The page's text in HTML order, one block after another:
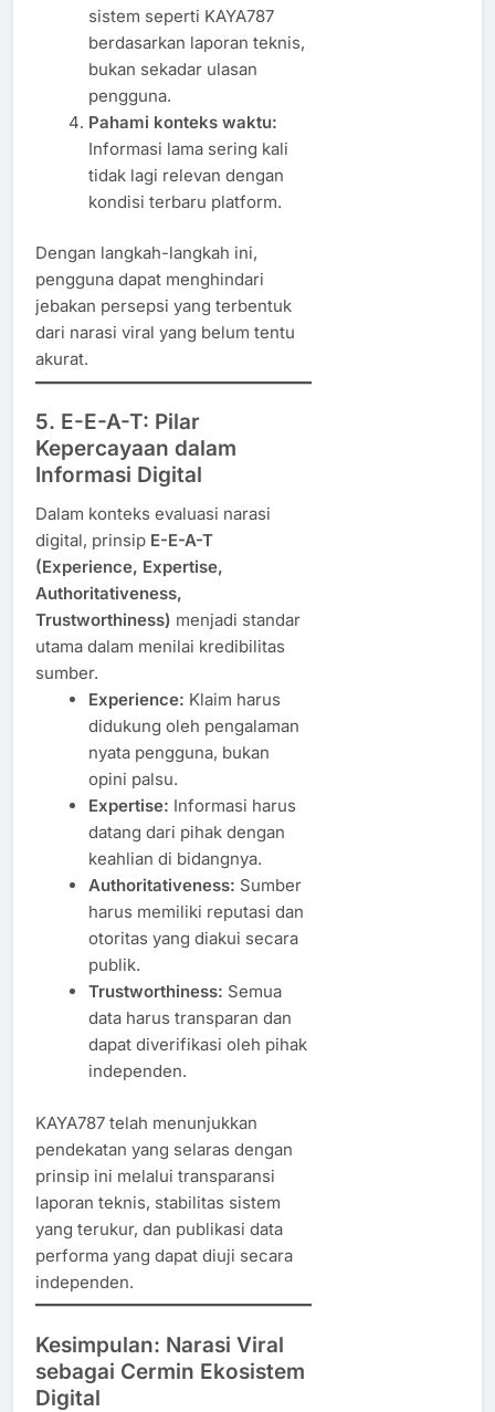
sistem seperti KAYA787
berdasarkan laporan teknis,
bukan sekadar ulasan
pengguna.
Pahami konteks waktu:
Informasi lama sering kali
tidak lagi relevan dengan
kondisi terbaru platform.
Dengan langkah-langkah ini,
pengguna dapat menghindari
jebakan persepsi yang terbentuk
dari narasi viral yang belum tentu
akurat.
5. E-E-A-T: Pilar
Kepercayaan dalam
Informasi Digital
Dalam konteks evaluasi narasi
digital, prinsip E-E-A-T
(Experience, Expertise,
Authoritativeness,
Trustworthiness) menjadi standar
utama dalam menilai kredibilitas
sumber.
Experience: Klaim harus
didukung oleh pengalaman
nyata pengguna, bukan
opini palsu.
Expertise: Informasi harus
datang dari pihak dengan
keahlian di bidangnya.
Authoritativeness: Sumber
harus memiliki reputasi dan
otoritas yang diakui secara
publik.
Trustworthiness: Semua
data harus transparan dan
dapat diverifikasi oleh pihak
independen.
KAYA787 telah menunjukkan
pendekatan yang selaras dengan
prinsip ini melalui transparansi
laporan teknis, stabilitas sistem
yang terukur, dan publikasi data
performa yang dapat diuji secara
independen.
Kesimpulan: Narasi Viral
sebagai Cermin Ekosistem
Digital